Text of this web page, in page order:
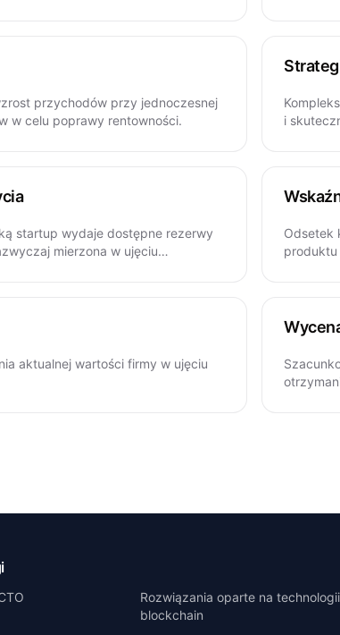
przychodów przy jednoczesnej
w celu poprawy rentowności.
i
startup wydaje dostępne rezerwy
mierzona w ujęciu
Odsetek
produktu
aktualnej wartości firmy w ujęciu
Rozwiązania oparte na technologii
blockchain